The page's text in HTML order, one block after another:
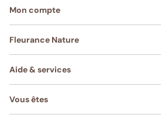
Mon compte
Fleurance Nature
Aide & services
Vous êtes